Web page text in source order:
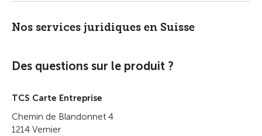
Nos services juridiques en Suisse
Des questions sur le produit ?
TCS Carte Entreprise
Chemin de Blandonnet 4
1214 Vernier